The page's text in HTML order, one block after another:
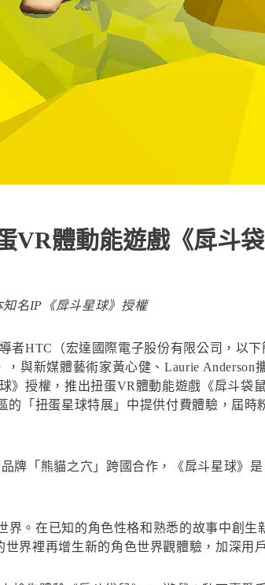
體動能遊戲《戽斗袋
名IP《戽斗星球》授權
者HTC（宏達國際電子股份有限公司，以下
與新媒體藝術家黃心健、Laurie Anderson
》授權，推出扭蛋VR體動能遊戲《戽斗袋
「扭蛋星球特展」中提供付費體驗，屆時
牌「熊貓之穴」跨國合作，《戽斗星球》
。在已知的角色性格和熟悉的故事中創生
界裡再增生新的角色世界觀體驗，加深用